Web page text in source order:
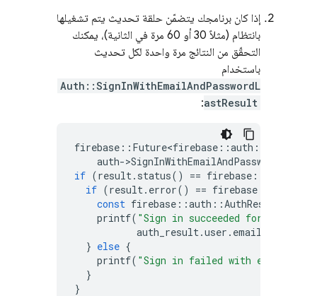
إذا كان برنامجك يتضمّن حلقة تحديث يتم تشغيلها
بانتظام (مثلاً 30 أو 60 مرة في الثانية)، يمكنك
التحقّق من النتائج مرة واحدة لكل تحديث
باستخدام
Auth::SignInWithEmailAndPasswordL
astResult
:
firebase :: Future<firebase ::auth ::
auth->
if (result. status() == firebase ::
if (result. error() == firebase
const firebase ::auth ::AuthResult
printf( "Sign in succeeded for email %s
auth_result.user . email
} else {
printf( "Sign in failed with error '%s'
}
}